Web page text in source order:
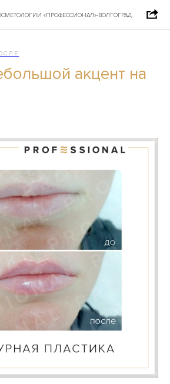
«ПРОФЕССИОНАЛ»-ВОЛГОГРАД
акцент на